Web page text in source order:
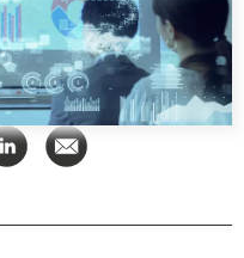
Observatoire Asie
Perspectives
Dépêches
Rapports et notes de
synthèse